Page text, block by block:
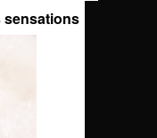
sensations